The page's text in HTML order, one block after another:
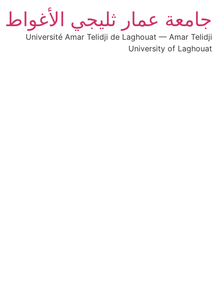
جامعة عمار ثليجي الأغواط
Université Amar Telidji de Laghouat — Amar Telidji
University of Laghouat